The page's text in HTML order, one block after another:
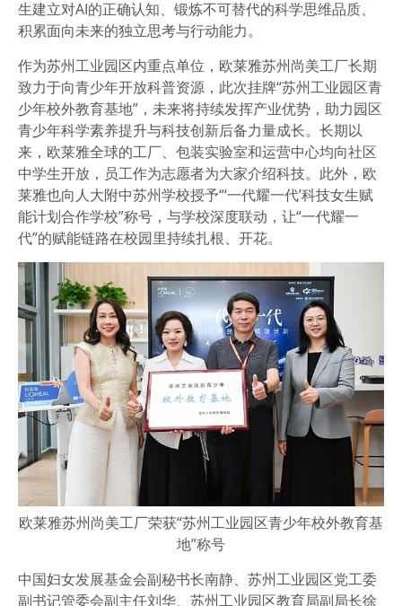
生建立对AI的正确认知、锻炼不可替代的科学思维品质、
积累面向未来的独立思考与行动能力。
作为苏州工业园区内重点单位，欧莱雅苏州尚美工厂长期
致力于向青少年开放科普资源，此次挂牌“苏州工业园区青
少年校外教育基地”，未来将持续发挥产业优势，助力园区
青少年科学素养提升与科技创新后备力量成长。长期以
来，欧莱雅全球的工厂、包装实验室和运营中心均向社区
中学生开放，员工作为志愿者为大家介绍科技。此外，欧
莱雅也向人大附中苏州学校授予“‘一代耀一代’科技女生赋
能计划合作学校”称号，与学校深度联动，让“一代耀一
代”的赋能链路在校园里持续扎根、开花。
欧莱雅苏州尚美工厂荣获“苏州工业园区青少年校外教育基
地”称号
中国妇女发展基金会副秘书长南静、苏州工业园区党工委
副书记管委会副主任刘华、苏州工业园区教育局副局长徐